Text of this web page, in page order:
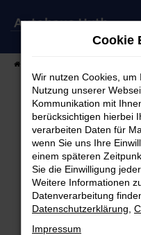
Zum
Fehler:
Beim Laden ist ein
Hier sind ein paar
Überprüfe deine
Laden andere
Cookie
Wir nutzen Cookies,
Nutzung unserer
Kommunikation mit
berücksichtigen hierbei
verarbeiten Daten für
wenn Sie uns Ihre
einem späteren
Sie die Einwilligung
Weitere Informationen
Datenverarbeitung
Datenschutzerklärung
Impressum